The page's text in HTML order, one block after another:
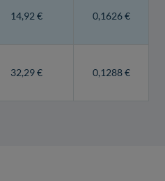
14,92 € 0,1626 €
32,29 € 0,1288 €